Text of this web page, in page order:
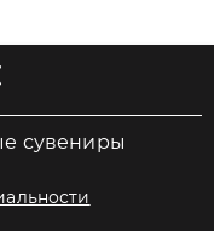
сувениры